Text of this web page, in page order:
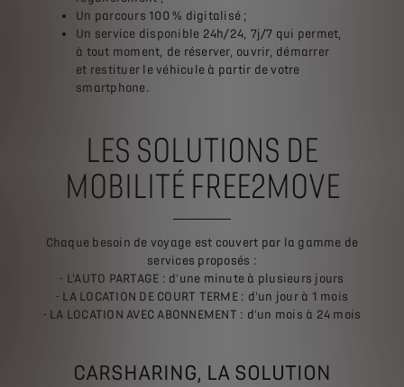
Un parcours 100 % digitalisé ;
Un service disponible 24h/24, 7j/7 qui permet,
à tout moment, de réserver, ouvrir, démarrer
et restituer le véhicule à partir de votre
smartphone.
LES SOLUTIONS DE
MOBILITÉ FREE2MOVE
Chaque besoin de voyage est couvert par la gamme de
services proposés :
- L'AUTO PARTAGE : d'une minute à plusieurs jours
- LA LOCATION DE COURT TERME : d'un jour à 1 mois
- LA LOCATION AVEC ABONNEMENT : d'un mois à 24 mois
CARSHARING, LA SOLUTION